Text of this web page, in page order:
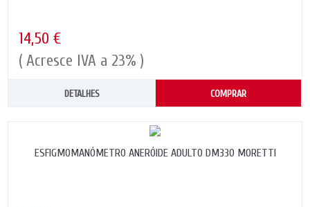
14,50 €
( Acresce IVA a 23% )
DETALHES COMPRAR
ESFIGMOMANÓMETRO ANERÓIDE ADULTO DM330 MORETTI